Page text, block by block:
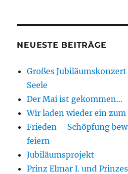
NEUESTE BEITRÄGE
Großes
Seele
Der Mai ist gekommen…
Wir laden wieder ein
Frieden – Schöpfung
feiern
Jubiläumsprojekt
Prinz Elmar I. und